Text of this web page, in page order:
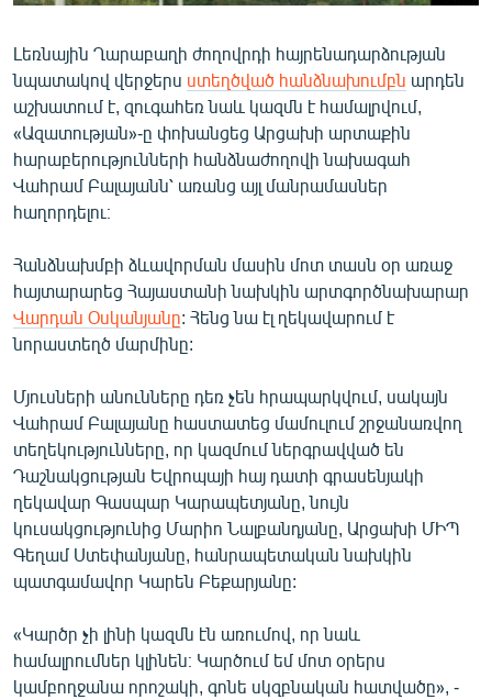
ԱՐԽԻՎ
ՏԵՍԱՆՅՈՒԹԵՐ
ԲԱՆԱՎԵՃ
ՁԳՏԵԼՈՎ ԼԱՎԱԳՈՒՅՆԻՆ
ՓՈԴՔԱՍԹ
Հայերեն
English
Русский
ՀԵՏԵՎԵՔ ՄԵԶ
«Ազատության» բոլոր կայքերը
Լեռնային Ղարաբաղի ժողովրդի հայրենադարձության
նպատակով վերջերս ստեղծված հանձնախումբն արդեն
աշխատում է, զուգահեռ նաև կազմն է համալրվում,
«Ազատության»-ը փոխանցեց Արցախի արտաքին
հարաբերությունների հանձնաժողովի նախագահ
Վահրամ Բալայանն՝ առանց այլ մանրամասներ
հաղորդելու։
Հանձնախմբի ձևավորման մասին մոտ տասն օր առաջ
հայտարարեց Հայաստանի նախկին արտգործնախարար
Վարդան Օսկանյանը: Հենց նա էլ ղեկավարում է
նորաստեղծ մարմինը:
Մյուսների անունները դեռ չեն հրապարկվում, սակայն
Վահրամ Բալայանը հաստատեց մամուլում շրջանառվող
տեղեկությունները, որ կազմում ներգրավված են
Դաշնակցության Եվրոպայի հայ դատի գրասենյակի
ղեկավար Գասպար Կարապետյանը, նույն
կուսակցությունից Մարիո Նալբանդյանը, Արցախի ՄԻՊ
Գեղամ Ստեփանյանը, հանրապետական նախկին
պատգամավոր Կարեն Բեքարյանը:
«Կարծր չի լինի կազմն էն առումով, որ նաև
համալրումներ կլինեն։ Կարծում եմ մոտ օրերս
կամբողջանա որոշակի, գոնե սկզբնական հատվածը», -